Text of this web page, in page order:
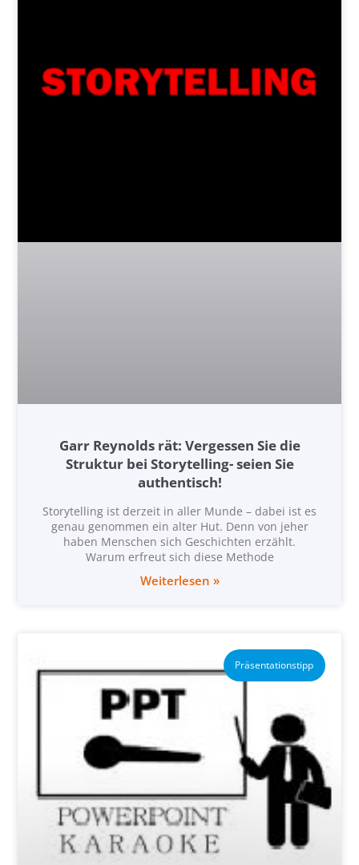
Garr Reynolds rät: Vergessen Sie die
Struktur bei Storytelling- seien Sie
authentisch!
Storytelling ist derzeit in aller Munde – dabei ist es
genau genommen ein alter Hut. Denn von jeher
haben Menschen sich Geschichten erzählt.
Warum erfreut sich diese Methode
Weiterlesen »
Präsentationstipp